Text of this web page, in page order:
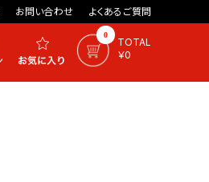
お問い合わせ よくあるご質問
0
TOTAL
￥0